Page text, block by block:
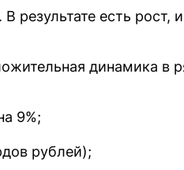
есть рост,
динамика в
9%;
рублей);